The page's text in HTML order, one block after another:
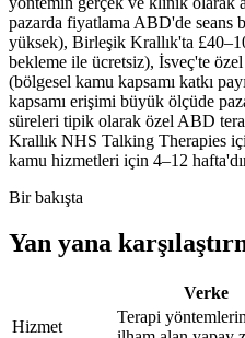
pazarda fiyatlama ABD'de seans
yüksek), Birleşik Krallık'ta
bekleme ile ücretsiz), İsveç'te
(bölgesel kamu kapsamı katkı
kapsamı erişimi büyük ölçüde
süreleri tipik olarak özel ABD
Krallık NHS Talking Therapies
kamu hizmetleri için 4–12 hafta
Bir bakışta
Yan yana
Verke
Hizmet
Terapi